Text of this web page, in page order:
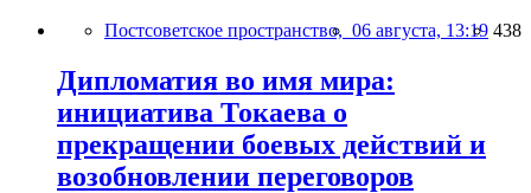
Постсоветское пространство, 06 августа, 13:19 438
Дипломатия во имя мира:
инициатива Токаева о
прекращении боевых действий и
возобновлении переговоров